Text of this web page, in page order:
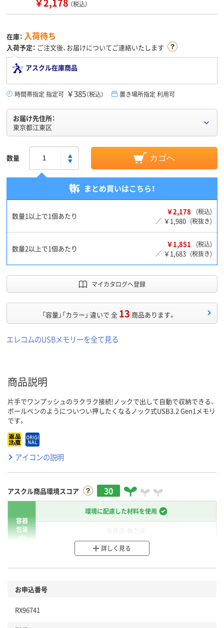
￥2,178 （税込）
在庫： 入荷待ち
入荷予定： ご注文後、お届けについてご連絡いたします
アスクル在庫商品
時間帯指定 指定可 ￥385（税込） 置き場所指定 利用可
お届け先住所：
東京都江東区
数量 カゴへ
まとめ買いはこちら！
数量1以上で1個あたり ￥2,178
(税込)
／ ￥1,980 (税抜き)
数量2以上で1個あたり ￥1,851
(税込)
／ ￥1,683 (税抜き)
マイカタログへ登録
「容量」「カラー」 違いで 全 13 商品あります。
エレコムのUSBメモリーを全て見る
商品説明
片手でワンプッシュのラクラク接続!ノックで出して自動で収納できる、
ボールペンのようについつい押したくなるノック式USB3.2 Gen1メモリ
です。
アイコンの説明
アスクル商品環境スコア 30
容器
包装
環境に配慮した材料を使用
分別・リサイクルしやすい設計
商品
本体
詳しく見る
お申込番号
RX96741